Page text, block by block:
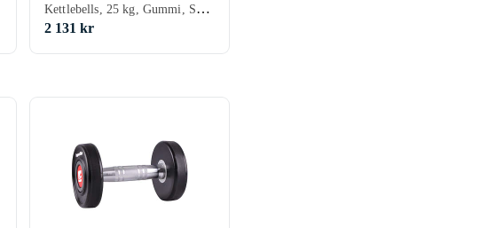
Kettlebells, 25 kg, Gummi, Skumgummi/Neopren
2 131 kr